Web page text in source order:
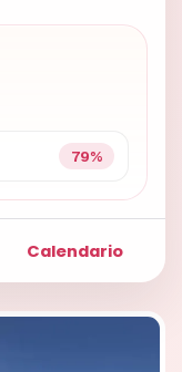
79%
Calendario